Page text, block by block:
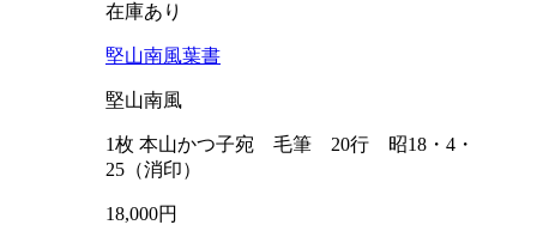
在庫あり
堅山南風葉書
堅山南風
1枚 本山かつ子宛 毛筆 20行 昭18・4・
25（消印）
18,000円